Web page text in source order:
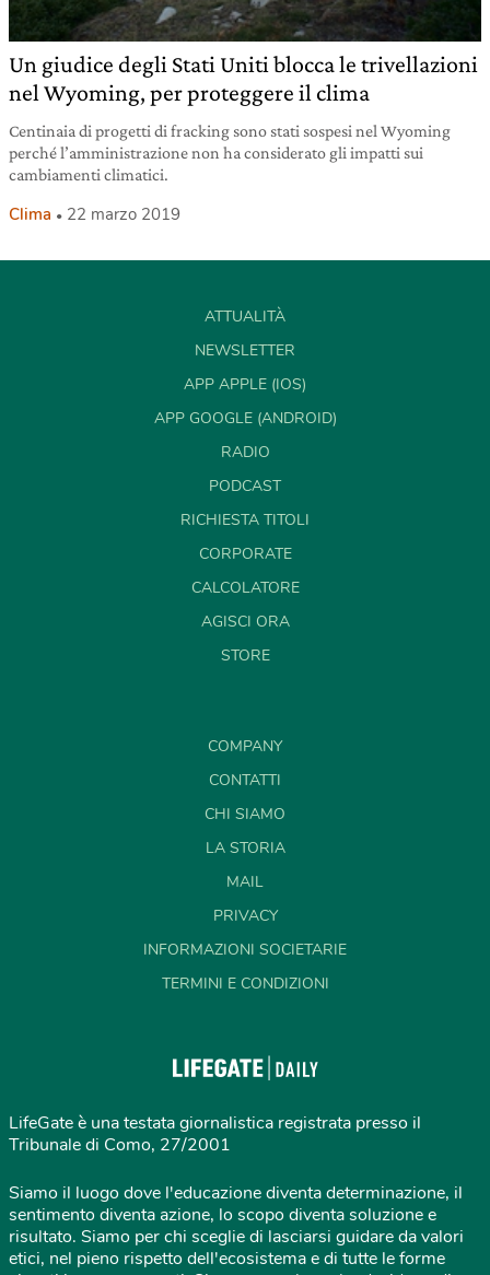
Un giudice degli Stati Uniti blocca le trivellazioni
nel Wyoming, per proteggere il clima
Centinaia di progetti di fracking sono stati sospesi nel Wyoming
perché l’amministrazione non ha considerato gli impatti sui
cambiamenti climatici.
Clima 22 marzo 2019
ATTUALITÀ
NEWSLETTER
APP APPLE (IOS)
APP GOOGLE (ANDROID)
RADIO
PODCAST
RICHIESTA TITOLI
CORPORATE
CALCOLATORE
AGISCI ORA
STORE
COMPANY
CONTATTI
CHI SIAMO
LA STORIA
MAIL
PRIVACY
INFORMAZIONI SOCIETARIE
TERMINI E CONDIZIONI
LifeGate è una testata giornalistica registrata presso il
Tribunale di Como, 27/2001
Siamo il luogo dove l'educazione diventa determinazione, il
sentimento diventa azione, lo scopo diventa soluzione e
risultato. Siamo per chi sceglie di lasciarsi guidare da valori
etici, nel pieno rispetto dell'ecosistema e di tutte le forme